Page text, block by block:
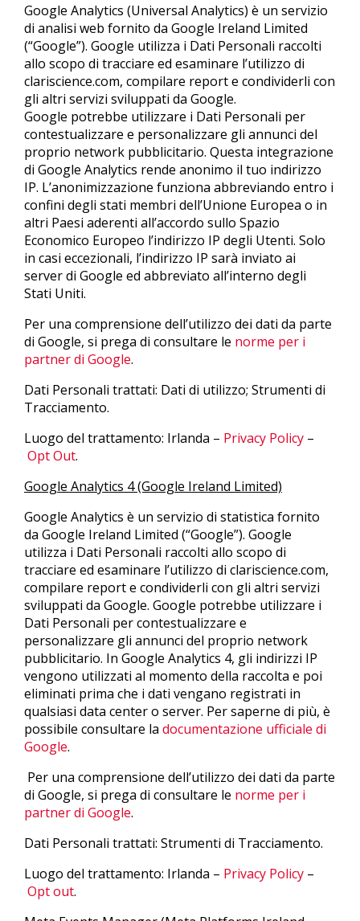
Google Analytics (Universal Analytics) è un servizio
di analisi web fornito da Google Ireland Limited
(“Google”). Google utilizza i Dati Personali raccolti
allo scopo di tracciare ed esaminare l’utilizzo di
clariscience.com, compilare report e condividerli con
gli altri servizi sviluppati da Google.
Google potrebbe utilizzare i Dati Personali per
contestualizzare e personalizzare gli annunci del
proprio network pubblicitario. Questa integrazione
di Google Analytics rende anonimo il tuo indirizzo
IP. L’anonimizzazione funziona abbreviando entro i
confini degli stati membri dell’Unione Europea o in
altri Paesi aderenti all’accordo sullo Spazio
Economico Europeo l’indirizzo IP degli Utenti. Solo
in casi eccezionali, l’indirizzo IP sarà inviato ai
server di Google ed abbreviato all’interno degli
Stati Uniti.
Per una comprensione dell’utilizzo dei dati da parte
di Google, si prega di consultare le norme per i
partner di Google.
Dati Personali trattati: Dati di utilizzo; Strumenti di
Tracciamento.
Luogo del trattamento: Irlanda – Privacy Policy –
Opt Out.
Google Analytics 4 (Google Ireland Limited)
Google Analytics è un servizio di statistica fornito
da Google Ireland Limited (“Google”). Google
utilizza i Dati Personali raccolti allo scopo di
tracciare ed esaminare l’utilizzo di clariscience.com,
compilare report e condividerli con gli altri servizi
sviluppati da Google. Google potrebbe utilizzare i
Dati Personali per contestualizzare e
personalizzare gli annunci del proprio network
pubblicitario. In Google Analytics 4, gli indirizzi IP
vengono utilizzati al momento della raccolta e poi
eliminati prima che i dati vengano registrati in
qualsiasi data center o server. Per saperne di più, è
possibile consultare la documentazione ufficiale di
Google.
Per una comprensione dell’utilizzo dei dati da parte
di Google, si prega di consultare le norme per i
partner di Google.
Dati Personali trattati: Strumenti di Tracciamento.
Luogo del trattamento: Irlanda – Privacy Policy –
Opt out.